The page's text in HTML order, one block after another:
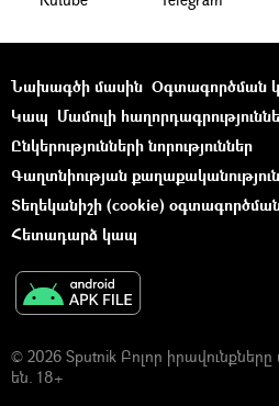
Նախագծի մասին Օգտագործման
Կապ Մամուլի
Ընկերությունների նորություններ
Գաղտնիության քաղաքականություն
Տեղեկանիշի (cookie)
Հետադարձ կապ
© 2026 Sputnik Բոլոր
են. 18+